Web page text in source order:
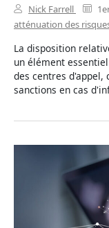
Nick Farrell
atténuation des
La disposition
un élément
des centres
sanctions en cas